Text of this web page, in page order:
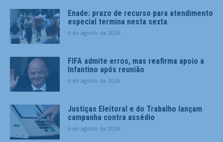
Enade: prazo de recurso para atendimento
especial termina nesta sexta
6 de agosto de 2026
FIFA admite erros, mas reafirma apoio a
Infantino após reunião
6 de agosto de 2026
Justiças Eleitoral e do Trabalho lançam
campanha contra assédio
6 de agosto de 2026